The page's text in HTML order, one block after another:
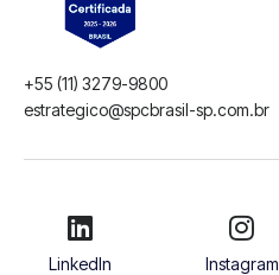
+55 (11) 3279-9800
estrategico@spcbrasil-sp.com.br
LinkedIn Instagram